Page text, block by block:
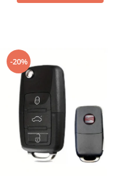
-20%